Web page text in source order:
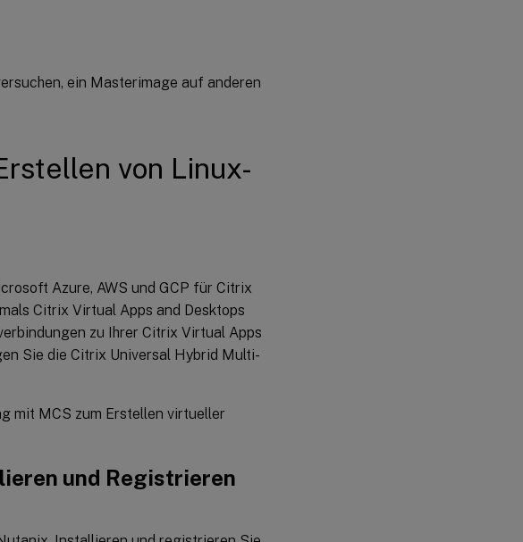
ein Masterimage auf anderen
von Linux-
Azure, AWS und GCP für Citrix
Citrix Virtual Apps and Desktops
zu Ihrer Citrix Virtual Apps
Sie die Citrix Universal Hybrid Multi-
mit MCS zum Erstellen virtueller
und Registrieren